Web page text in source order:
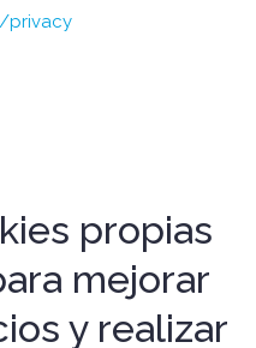
privacy
propias
mejorar
y realizar